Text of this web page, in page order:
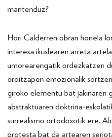
mantenduz?
Hori Calderren obran honela
interesa ikuslearen arreta
umorearengatik ordezkatzen
oroitzapen emozionalik
giroko elementu bat jakinaren
abstraktuaren doktrina-
surrealismo ortodoxotik ere.
protesta bat da artearen